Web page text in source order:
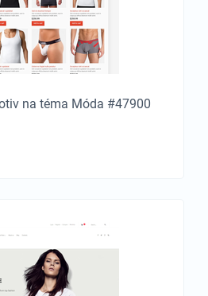
na téma Móda #47900